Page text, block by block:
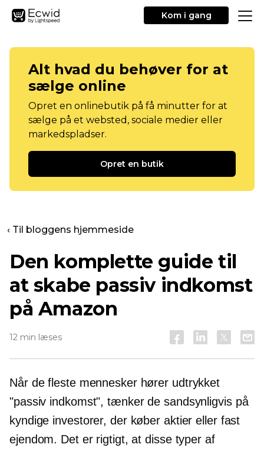
Kom i gang
Alt hvad du behøver for at
sælge online
Opret en onlinebutik på få minutter for at
sælge på et websted, sociale medier eller
markedspladser.
Opret en butik
‹ Til bloggens hjemmeside
Den komplette guide til
at skabe passiv indkomst
på Amazon
12 min læses
Når de fleste mennesker hører udtrykket
"passiv indkomst", tænker de sandsynligvis på
kyndige investorer, der køber aktier eller fast
ejendom. Det er rigtigt, at disse typer af